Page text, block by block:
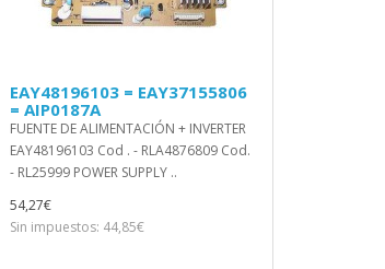
EAY48196103 = EAY37155806
= AIP0187A
FUENTE DE ALIMENTACIÓN + INVERTER
EAY48196103 Cod . - RLA4876809 Cod.
- RL25999 POWER SUPPLY ..
54,27€
Sin impuestos: 44,85€